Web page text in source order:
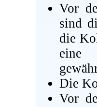
Vor
sind
die
eine
Die
Vor